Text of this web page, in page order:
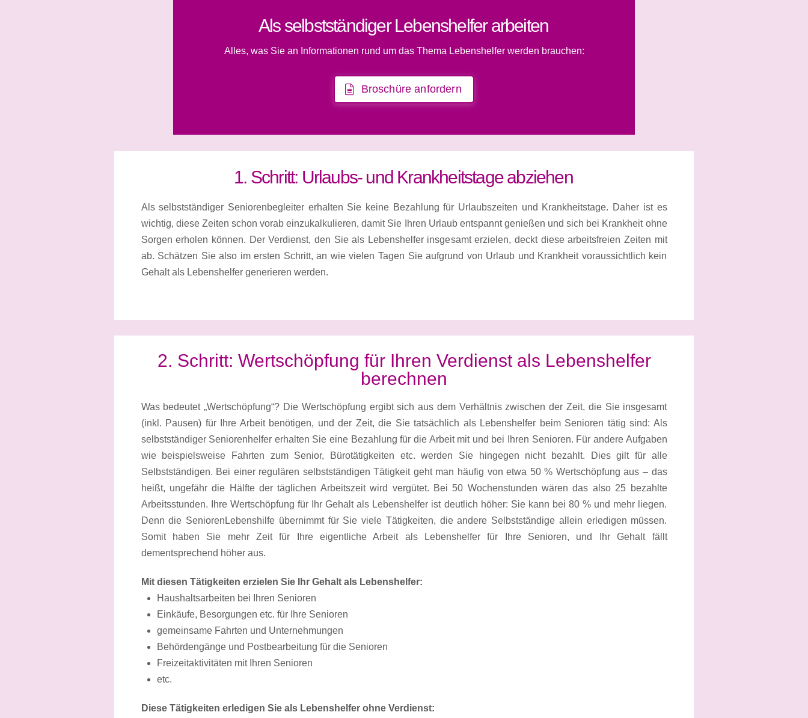
Als selbstständiger Lebenshelfer arbeiten
Alles, was Sie an Informationen rund um das Thema Lebenshelfer werden brauchen:
Broschüre anfordern
1. Schritt: Urlaubs- und Krankheitstage abziehen
Als selbstständiger Seniorenbegleiter erhalten Sie keine Bezahlung für Urlaubszeiten und Krankheitstage. Daher ist es
wichtig, diese Zeiten schon vorab einzukalkulieren, damit Sie Ihren Urlaub entspannt genießen und sich bei Krankheit ohne
Sorgen erholen können. Der Verdienst, den Sie als Lebenshelfer insgesamt erzielen, deckt diese arbeitsfreien Zeiten mit
ab. Schätzen Sie also im ersten Schritt, an wie vielen Tagen Sie aufgrund von Urlaub und Krankheit voraussichtlich kein
Gehalt als Lebenshelfer generieren werden.
2. Schritt: Wertschöpfung für Ihren Verdienst als Lebenshelfer
berechnen
Was bedeutet „Wertschöpfung“? Die Wertschöpfung ergibt sich aus dem Verhältnis zwischen der Zeit, die Sie insgesamt
(inkl. Pausen) für Ihre Arbeit benötigen, und der Zeit, die Sie tatsächlich als Lebenshelfer beim Senioren tätig sind: Als
selbstständiger Seniorenhelfer erhalten Sie eine Bezahlung für die Arbeit mit und bei Ihren Senioren. Für andere Aufgaben
wie beispielsweise Fahrten zum Senior, Bürotätigkeiten etc. werden Sie hingegen nicht bezahlt. Dies gilt für alle
Selbstständigen. Bei einer regulären selbstständigen Tätigkeit geht man häufig von etwa 50 % Wertschöpfung aus – das
heißt, ungefähr die Hälfte der täglichen Arbeitszeit wird vergütet. Bei 50 Wochenstunden wären das also 25 bezahlte
Arbeitsstunden. Ihre Wertschöpfung für Ihr Gehalt als Lebenshelfer ist deutlich höher: Sie kann bei 80 % und mehr liegen.
Denn die SeniorenLebenshilfe übernimmt für Sie viele Tätigkeiten, die andere Selbstständige allein erledigen müssen.
Somit haben Sie mehr Zeit für Ihre eigentliche Arbeit als Lebenshelfer für Ihre Senioren, und Ihr Gehalt fällt
dementsprechend höher aus.
Mit diesen Tätigkeiten erzielen Sie Ihr Gehalt als Lebenshelfer:
Haushaltsarbeiten bei Ihren Senioren
Einkäufe, Besorgungen etc. für Ihre Senioren
gemeinsame Fahrten und Unternehmungen
Behördengänge und Postbearbeitung für die Senioren
Freizeitaktivitäten mit Ihren Senioren
etc.
Diese Tätigkeiten erledigen Sie als Lebenshelfer ohne Verdienst: